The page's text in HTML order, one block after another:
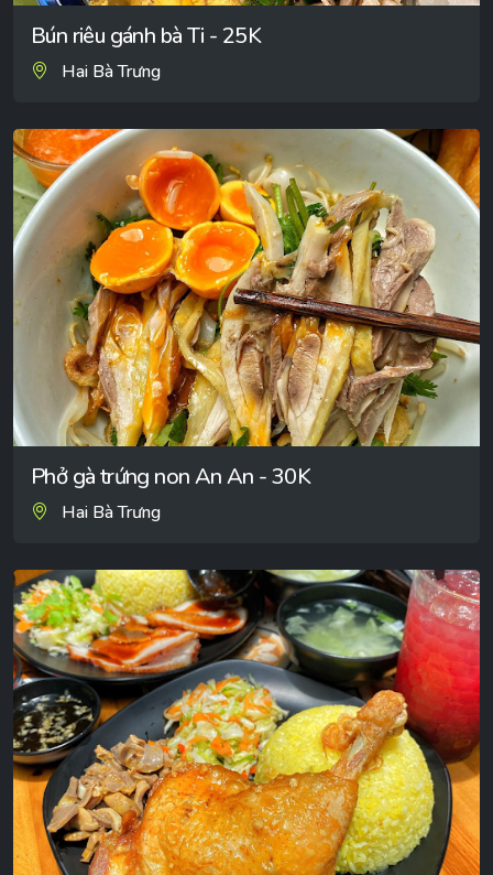
Bún riêu gánh bà Ti - 25K
Hai Bà Trưng
Phở gà trứng non An An - 30K
Hai Bà Trưng